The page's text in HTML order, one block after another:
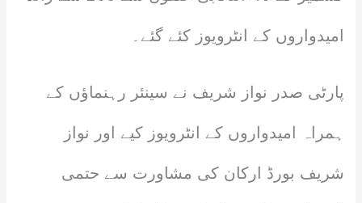
امیدواروں کے انٹرویوز کئے گئے۔
پارٹی صدر نواز شریف نے سینئر رہنماؤں کے
ہمراہ امیدواروں کے انٹرویوز کیے اور نواز
شریف بورڈ ارکان کی مشاورت سے حتمی